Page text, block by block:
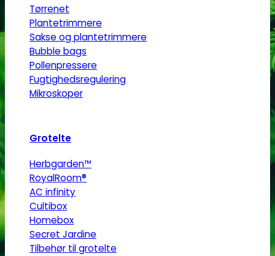
Tørrenet
Plantetrimmere
Sakse og plantetrimmere
Bubble bags
Pollenpressere
Fugtighedsregulering
Mikroskoper
Grotelte
Herbgarden™
RoyalRoom®
AC infinity
Cultibox
Homebox
Secret Jardine
Tilbehør til grotelte